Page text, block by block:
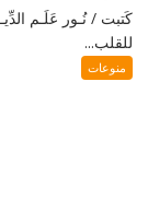
كَتبت / نُـور عَلَـم
للقلب...
منوعات